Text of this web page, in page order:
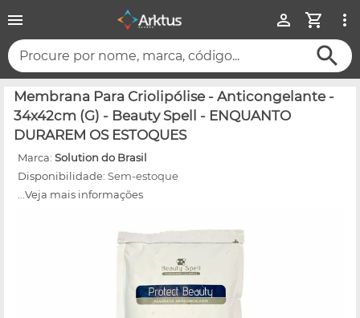
Procure por nome, marca, código...
Membrana Para Criolipólise - Anticongelante -
34x42cm (G) - Beauty Spell - ENQUANTO
DURAREM OS ESTOQUES
Marca: Solution do Brasil
Disponibilidade: Sem-estoque
...Veja mais informações